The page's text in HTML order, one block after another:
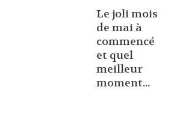
Le joli mois
de mai à
commencé
et quel
meilleur
moment...